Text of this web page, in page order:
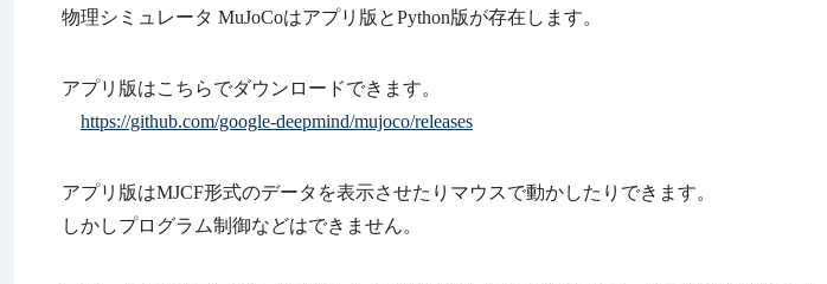
物理シミュレータ MuJoCoはアプリ版とPython版が存在します。
アプリ版はこちらでダウンロードできます。
https://github.com/google-deepmind/mujoco/releases
アプリ版はMJCF形式のデータを表示させたりマウスで動かしたりできます。
しかしプログラム制御などはできません。